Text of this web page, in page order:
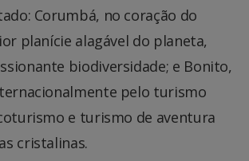
Corumbá, no coração do
planície alagável do planeta,
biodiversidade; e Bonito,
pelo turismo
e turismo de aventura
cristalinas.